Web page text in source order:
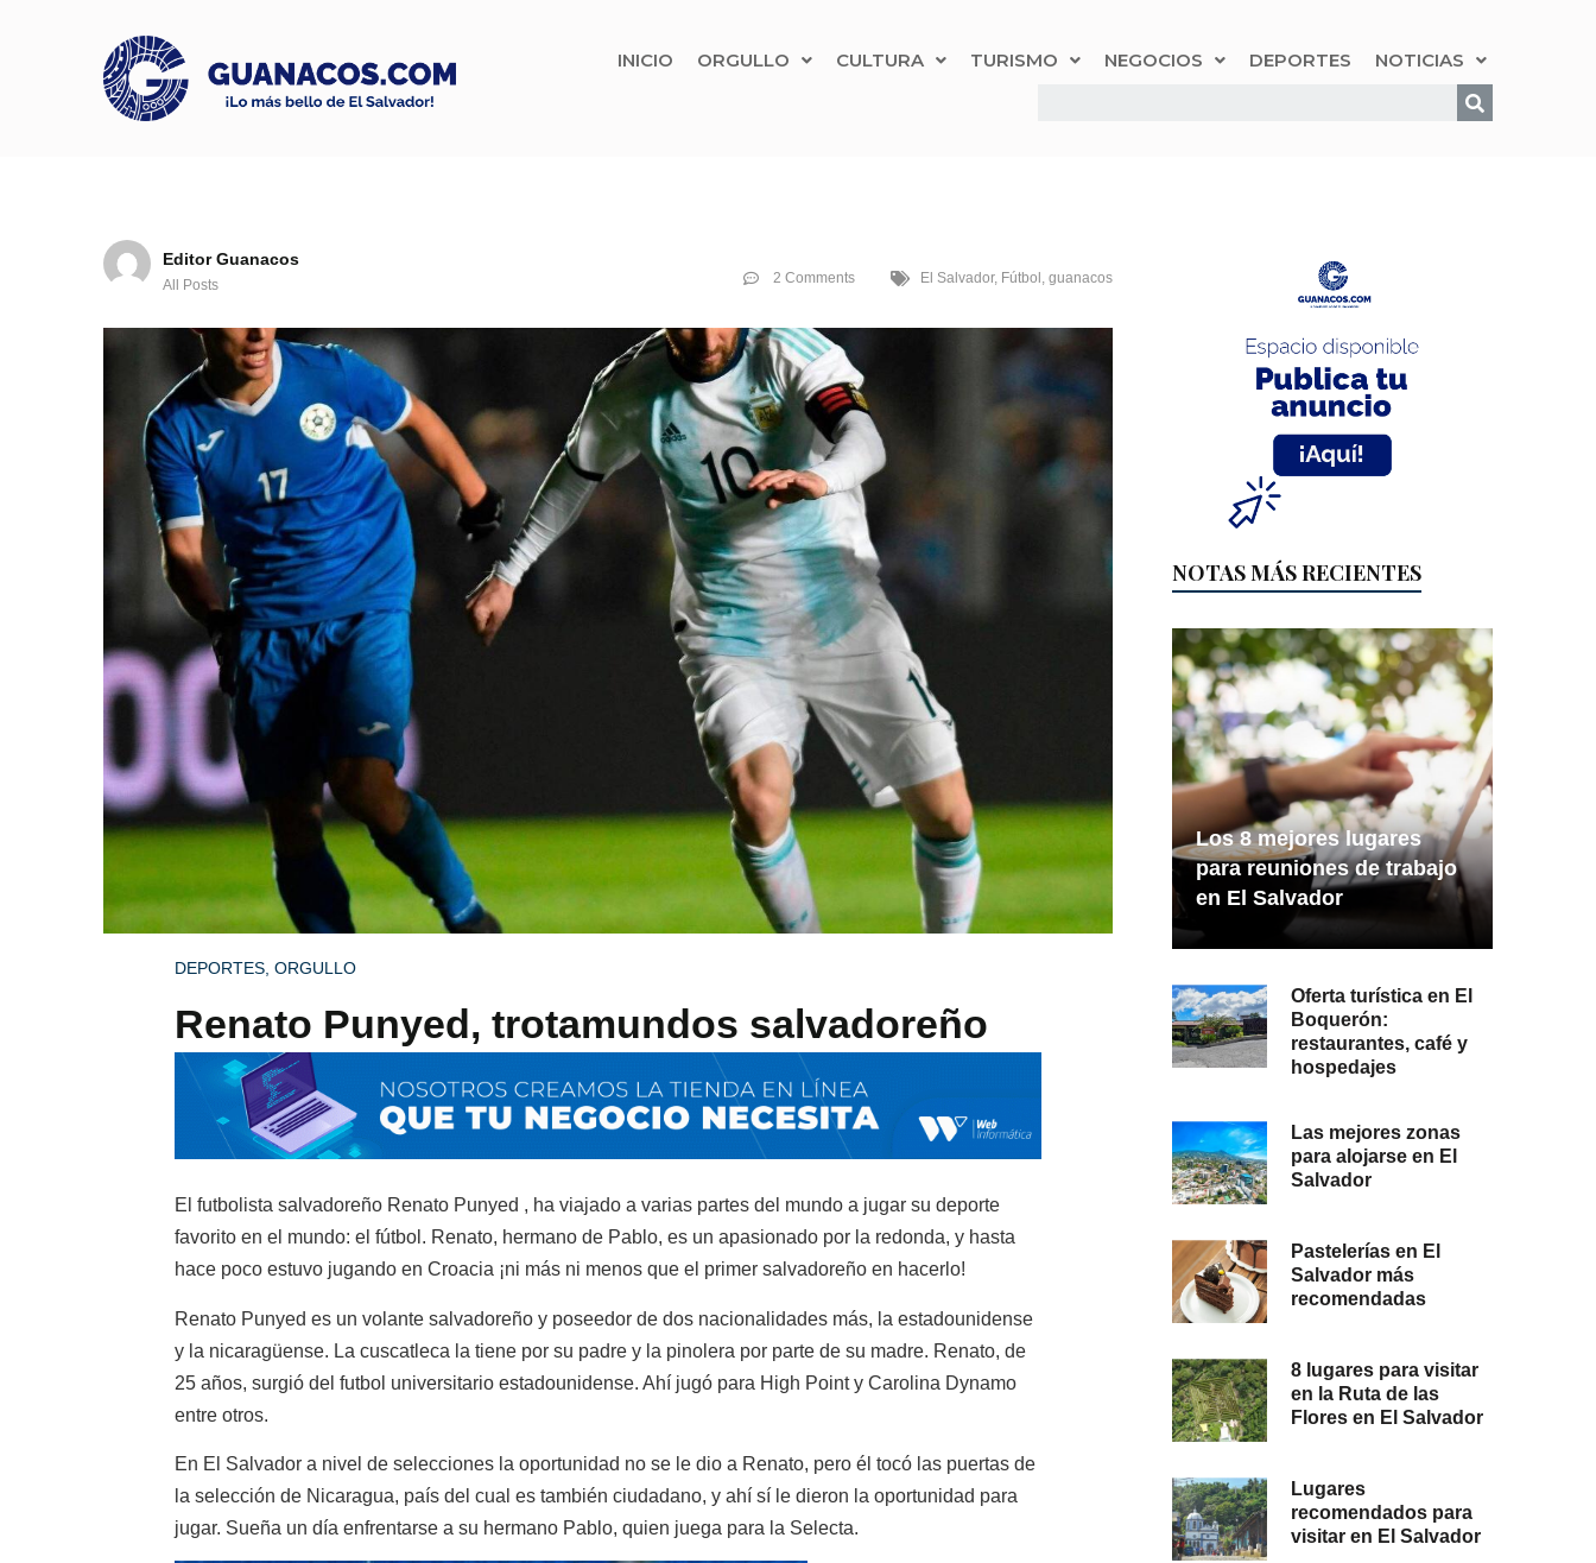
INICIO ORGULLO CULTURA TURISMO NEGOCIOS DEPORTES NOTICIAS
Editor Guanacos
All Posts 2 Comments El Salvador, Fútbol guanacos
DEPORTES ORGULLO
Renato Punyed, trotamundos salvadoreño
El futbolista salvadoreño Renato Punyed , ha viajado a varias partes del mundo a jugar su deporte
favorito en el mundo: el fútbol. Renato, hermano de Pablo, es un apasionado por la redonda, y hasta
hace poco estuvo jugando en Croacia ¡ni más ni menos que el primer salvadoreño en hacerlo!
Renato Punyed es un volante salvadoreño y poseedor de dos nacionalidades más, la estadounidense
y la nicaragüense. La cuscatleca la tiene por su padre y la pinolera por parte de su madre. Renato, de
25 años, surgió del futbol universitario estadounidense. Ahí jugó para High Point y Carolina Dynamo
entre otros.
En El Salvador a nivel de selecciones la oportunidad no se le dio a Renato, pero él tocó las puertas de
la selección de Nicaragua, país del cual es también ciudadano, y ahí sí le dieron la oportunidad para
jugar. Sueña un día enfrentarse a su hermano Pablo, quien juega para la Selecta.
NOTAS MÁS RECIENTES
Los 8 mejores lugares
para reuniones de trabajo
en El Salvador
Oferta turística en El
Boquerón:
restaurantes, café y
hospedajes
Las mejores zonas
para alojarse en El
Salvador
Pastelerías en El
Salvador más
recomendadas
8 lugares para visitar
en la Ruta de las
Flores en El Salvador
Lugares
recomendados para
visitar en El Salvador